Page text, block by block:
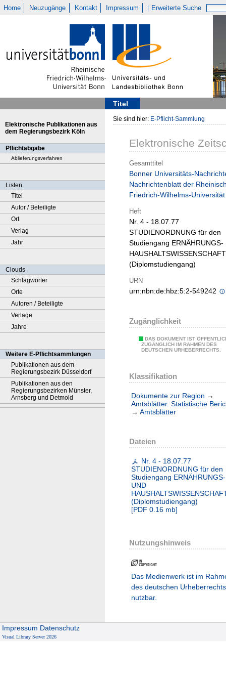
Home Neuzugänge Kontakt Impressum Erweiterte Suche
Titel
Elektronische Publikationen aus
dem Regierungsbezirk Köln
Pflichtabgabe
Ablieferungsverfahren
Listen
Titel
Autor / Beteiligte
Ort
Verlag
Jahr
Clouds
Schlagwörter
Orte
Autoren / Beteiligte
Verlage
Jahre
Weitere E-Pflichtsammlungen
Publikationen aus dem
Regierungsbezirk Düsseldorf
Publikationen aus den
Regierungsbezirken Münster,
Arnsberg und Detmold
Sie sind hier: E-Pflicht-Sammlung
Elektronische
Gesamttitel
Bonner Universitäts-
Nachrichtenblatt der
Friedrich-Wilhelms-
Heft
Nr. 4 - 18.07.77
STUDIENORDNUNG für den
Studiengang ERNÄHRUNGS-
(Diplomstudiengang)
URN
urn:nbn:de:hbz:5:2-549242
Zugänglichkeit
DAS DOKUMENT IST
ZUGÄNGLICH IM RAHMEN DES
DEUTSCHEN URHEBERRECHTS.
Klassifikation
Dokumente zur Region →
Amtsblätter. Statistische
→ Amtsblätter
Dateien
Nr. 4 - 18.07.77
STUDIENORDNUNG für den
Studiengang ERNÄHRUNGS-
UND
(Diplomstudiengang)
[PDF 0.16 mb]
Nutzungshinweis
Das Medienwerk ist im
des deutschen Urheberrechts
nutzbar.
Impressum Datenschutz
Visual Library Server 2026